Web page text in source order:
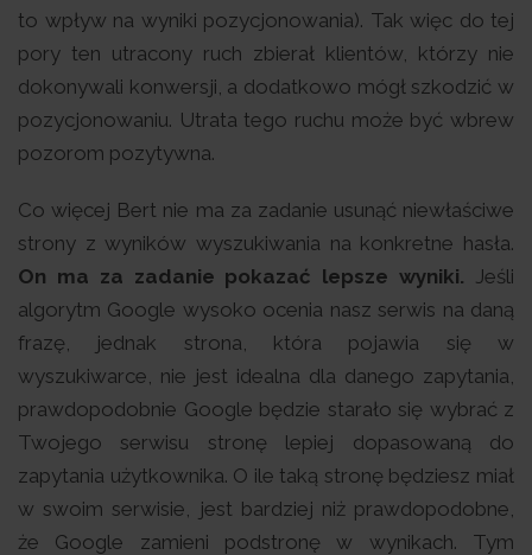
to wpływ na wyniki pozycjonowania). Tak więc do tej
pory ten utracony ruch zbierał klientów, którzy nie
dokonywali konwersji, a dodatkowo mógł szkodzić w
pozycjonowaniu. Utrata tego ruchu może być wbrew
pozorom pozytywna.
Co więcej Bert nie ma za zadanie usunąć niewłaściwe
strony z wyników wyszukiwania na konkretne hasła.
On ma za zadanie pokazać lepsze wyniki. Jeśli
algorytm Google wysoko ocenia nasz serwis na daną
frazę, jednak strona, która pojawia się w
wyszukiwarce, nie jest idealna dla danego zapytania,
prawdopodobnie Google będzie starało się wybrać z
Twojego serwisu stronę lepiej dopasowaną do
zapytania użytkownika. O ile taką stronę będziesz miał
w swoim serwisie, jest bardziej niż prawdopodobne,
że Google zamieni podstronę w wynikach. Tym